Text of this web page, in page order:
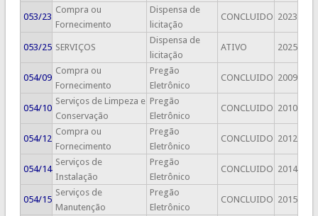
053/23
Compra ou
Fornecimento
Dispensa de
licitação
CONCLUIDO 2023
053/25 SERVIÇOS
Dispensa de
licitação
ATIVO 2025
054/09
Compra ou
Fornecimento
Pregão
Eletrônico
CONCLUIDO 2009
054/10
Serviços de Limpeza e
Conservação
Pregão
Eletrônico
CONCLUIDO 2010
054/12
Compra ou
Fornecimento
Pregão
Eletrônico
CONCLUIDO 2012
054/14
Serviços de
Instalação
Pregão
Eletrônico
CONCLUIDO 2014
054/15
Serviços de
Manutenção
Pregão
Eletrônico
CONCLUIDO 2015